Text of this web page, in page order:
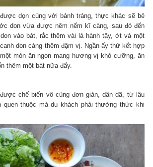
dọn cùng với bánh tráng, thực khác sẽ bẻ
don vừa được nêm nếm kĩ càng, sau đó đến
vào bát, rắc thêm vài lá hành tây, ớt và một
don càng thêm đậm vị. Ngần ấy thứ kết hợp
món ăn ngon mang hương vị khó cưỡng, ăn
thêm một bát nữa đấy.
chế biến vô cùng đơn giản, dân dã, từ lâu
quen thuộc mà du khách phải thưởng thức khi